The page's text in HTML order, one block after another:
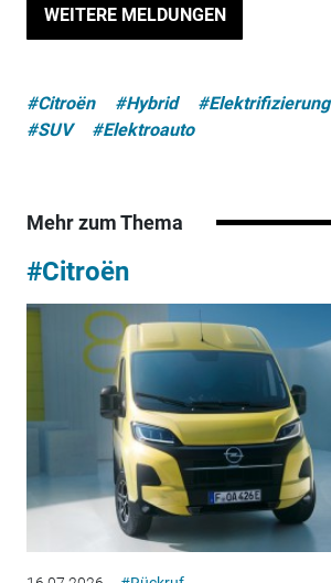
WEITERE MELDUNGEN
#Citroën #Hybrid #Elektrifizierung
#SUV
#Elektroauto
Mehr zum Thema
#Citroën